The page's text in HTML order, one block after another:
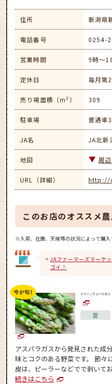
住所 新潟県
電話番号 0254-
営業時間 9時～
定休日 毎月第
売り場面積（m²） 309
駐車場 普通車
JA名 JA北新
地図 周
URL（詳細） http://
このお店のオススメ農
※入荷、在庫、天候等の状況によって購入
JAファーマーズマーケ
ゴイ！
グリーンアスパラガス
夏
アスパラガスから発見された成
味とコクのある野菜です。 節々
皮は、ピーラーなどでで剥いて
続きはこちら